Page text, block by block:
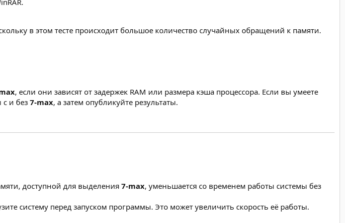
в этом тесте происходит большое количество случайных обращений к памяти.
, если они зависят от задержек RAM или размера кэша процессора. Если вы умеете
с и без 7-max, а затем опубликуйте результаты.
доступной для выделения7-max, уменьшается со временем работы системы без
систему перед запуском программы. Это может увеличить скорость её работы.